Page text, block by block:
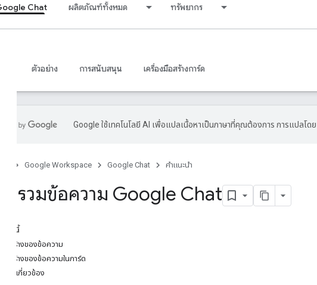
Chat ผลิตภัณฑ์ทั้งหมด ทรัพยากร
ตัวอย่าง การสนับสนุน เครื่องมือสร้างการ์ด
Google ใช้เทคโนโลยี AI เพื่อแปลเนื้อหาเป็นภาษาที่คุณต้องการ การแปลโด
Google Workspace Google Chat คำแนะนำ
าพรวมข้อความ Google Chat
นหน้านี้
ครงสร้างของข้อความ
ครงสร้างของข้อความในการ์ด
วข้อที่เกี่ยวข้อง